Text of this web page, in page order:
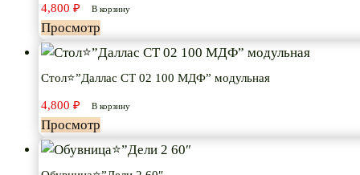
4,800 ₽ В корзину
Просмотр
Стол⭐”Даллас СТ 02 100 МДФ” модульная
4,800 ₽ В корзину
Просмотр